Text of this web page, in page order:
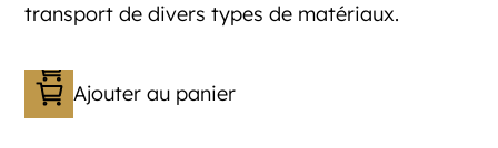
transport de divers types de matériaux.
Ajouter au panier